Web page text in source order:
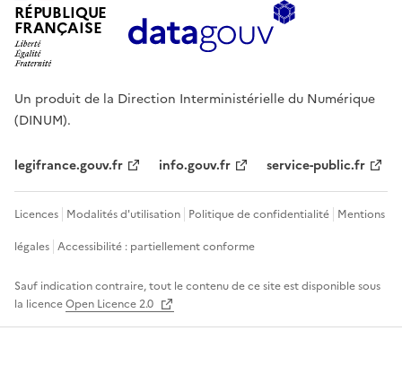
RÉPUBLIQUE
FRANÇAISE
Un produit de la Direction Interministérielle du Numérique
(DINUM).
legifrance.gouv.fr info.gouv.fr service-public.fr
Licences Modalités d'utilisation Politique de confidentialité Mentions
légales Accessibilité : partiellement conforme
Sauf indication contraire, tout le contenu de ce site est disponible sous
la licenceOpen Licence 2.0